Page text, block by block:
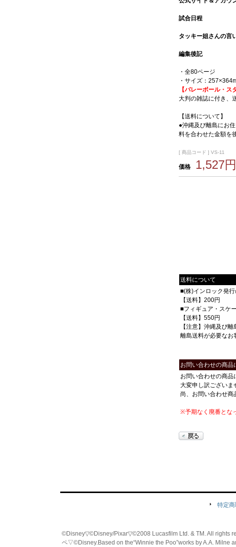
試合日程
タッキー姐さんの言
編集後記
・全80ページ
・サイズ：
【バレーボール・ス
大判の雑誌に付き、
【送料について】
●沖縄及び離島にお
料を合わせた金額を
[ 商品コード ] VS-11
価格 1,527円
送料について
■(株)インロック発
【送料】200円
■フィギュア・スケ
【送料】550円
【注意】沖縄及び
離島送料が必要なお
お問い合わせの商品
お問い合わせの商品
大変申し訳ございま
尚、お問い合わせ商
※予期なく廃番とな
特定
©Disney▽©Disney/Pixar▽©2008 Lucasfilm Ltd. & TM. All rights
ペ▽©Disney.Based on the“Winnie the Poo”works by A.A.